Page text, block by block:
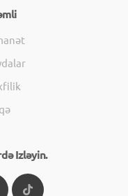
Izləyin.